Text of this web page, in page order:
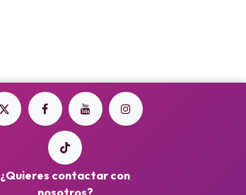
¿Quieres contactar con
nosotros?